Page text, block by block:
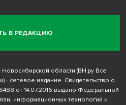
В РЕДАКЦИЮ
области (ВН.ру Все
- сетевое издание. Свидетельство о
от 14.07.2016 выдано Федеральной
информационных технологий и